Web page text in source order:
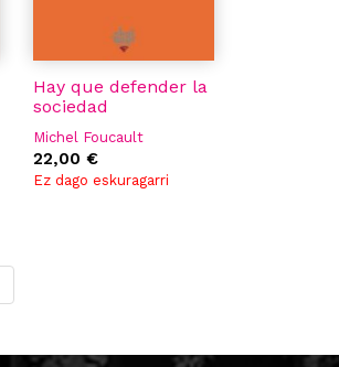
Hay que defender la
sociedad
Michel Foucault
22,00 €
Ez dago eskuragarri